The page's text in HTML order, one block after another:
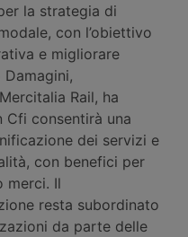
la strategia di
con l’obiettivo
e migliorare
Damagini,
Rail, ha
Cfi consentirà una
dei servizi e
con benefici per
merci. Il
resta subordinato
da parte delle